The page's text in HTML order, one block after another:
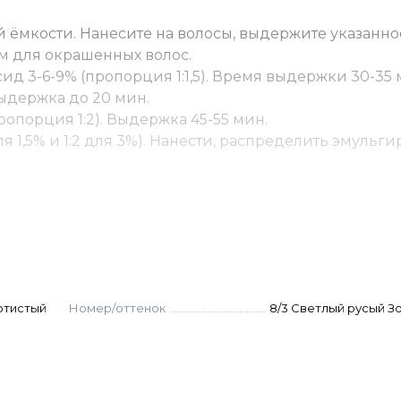
Нанесите на волосы, выдержите
для окрашенных волос.
3-6-9% (пропорция 1:1,5). Время выдержки 30-35
до 20 мин.
1:2). Выдержка 45-55 мин.
1,5% и 1:2 для 3%). Нанести, распределить
даже если по нашему привычному
номер красителя.
Номер/оттенок 8/3 Светлый русый